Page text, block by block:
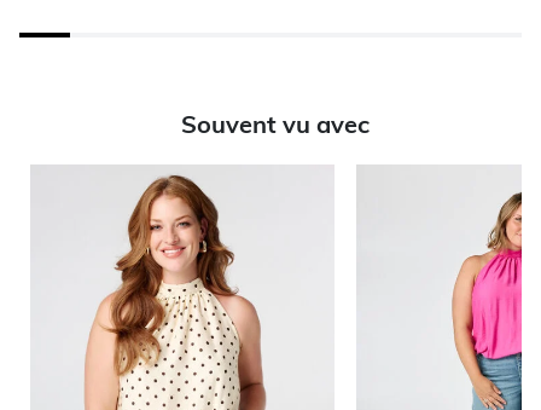
Souvent vu avec